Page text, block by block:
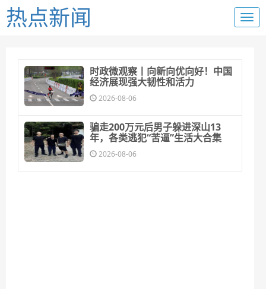
热点新闻
时政微观察丨向新向优向好！中国
经济展现强大韧性和活力
2026-08-06
骗走200万元后男子躲进深山13
年，各类逃犯“苦逼”生活大合集
2026-08-06